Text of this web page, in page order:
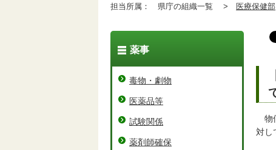
担当所属：
県庁の組織一覧 > 医療保健部
物
対し
薬事
毒物・劇物
医薬品等
試験関係
薬剤師確保